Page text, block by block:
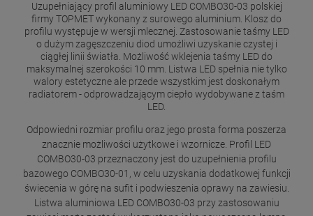
Uzupełniający profil aluminiowy LED COMBO30-03 polskiej
firmy TOPMET wykonany z surowego aluminium. Klosz do
profilu występuje w wersji mlecznej. Zastosowanie taśmy LED
o dużym zagęszczeniu diod umożliwi uzyskanie czystej i
ciągłej linii światła. Możliwość wklejenia taśmy LED do
maksymalnej szerokości 10 mm. Listwa LED spełnia nie tylko
walory estetyczne ale przede wszystkim jest doskonałym
radiatorem - odprowadzającym ciepło wydobywane z taśm
LED.
Odpowiedni rozmiar profilu oraz jego prosta forma poszerza
znacznie możliwości użytkowe i wzornicze. Profil LED
COMBO30-03 przeznaczony jest do uzupełnienia profilu
bazowego COMBO30-01, w celu uzyskania dodatkowej funkcji
świecenia w górę na sufit i podwieszenia oprawy na zawiesiu.
Listwa aluminiowa LED COMBO30-03 przy zastosowaniu